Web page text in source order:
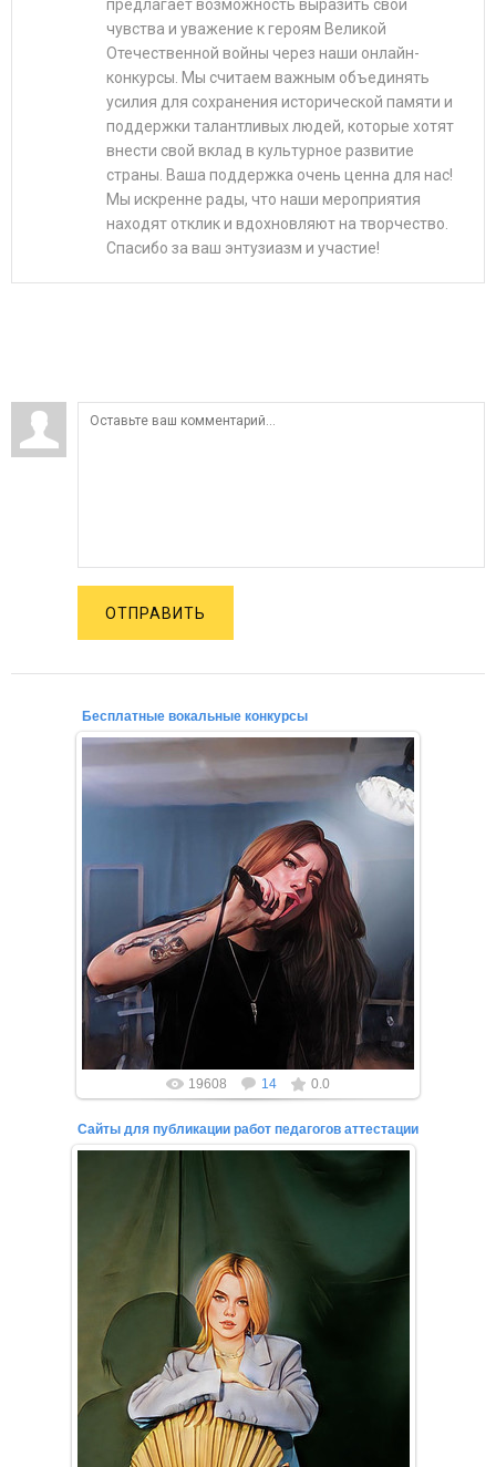
предлагает возможность выразить свои
чувства и уважение к героям Великой
Отечественной войны через наши онлайн-
конкурсы. Мы считаем важным объединять
усилия для сохранения исторической памяти и
поддержки талантливых людей, которые хотят
внести свой вклад в культурное развитие
страны. Ваша поддержка очень ценна для нас!
Мы искренне рады, что наши мероприятия
находят отклик и вдохновляют на творчество.
Спасибо за ваш энтузиазм и участие!
ОТПРАВИТЬ
Бесплатные вокальные конкурсы
Уважаемые конкурсанты, начинающие вокалисты,
профессионалы, любители петь!
Приглашаем для участия в бесп...
19608 14 0.0
Сайты для публикации работ педагогов аттестации
Если вы прямо сейчас ищите сайты для публикации
работ педагогов для аттестации, то вы нашли то,